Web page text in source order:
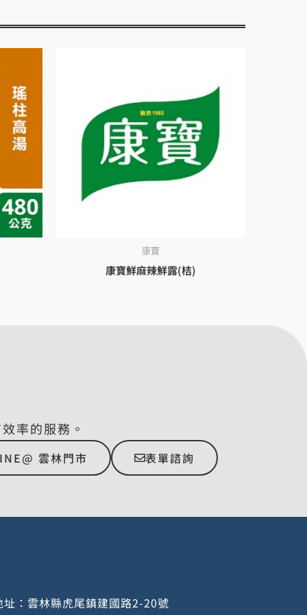
康寶
康寶鮮麻辣鮮露(桔)
率的服務。
雲林門市 表單諮詢
址：雲林縣虎尾鎮建國路2-20號